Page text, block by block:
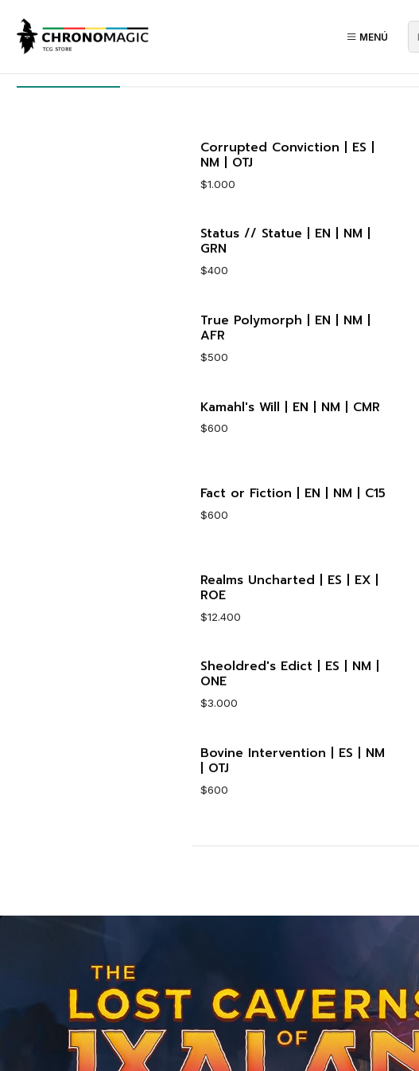
MENÚ
Instantáneos
Corrupted Conviction | ES |
NM | OTJ
$1.000
Cantidad
Status // Statue | EN | NM |
GRN
$400
Cantidad
True Polymorph | EN | NM |
AFR
$500
Cantidad
Kamahl's Will | EN | NM | CMR
$600
Cantidad
Fact or Fiction | EN | NM | C15
$600
Cantidad
Realms Uncharted | ES | EX |
ROE
$12.400
Cantidad
Sheoldred's Edict | ES | NM |
ONE
$3.000
Cantidad
Bovine Intervention | ES | NM
| OTJ
$600